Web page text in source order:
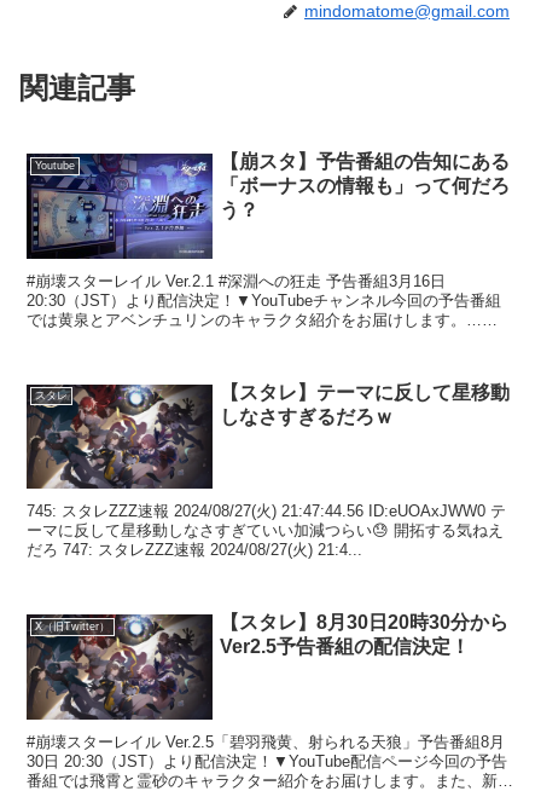
mindomatome@gmail.com
関連記事
Youtube
【崩スタ】予告番組の告知にある
「ボーナスの情報も」って何だろ
う？
#崩壊スターレイル Ver.2.1 #深淵への狂走 予告番組3月16日
20:30（JST）より配信決定！▼YouTubeチャンネル今回の予告番組
では黄泉とアベンチュリンのキャラクタ紹介をお届けします。…
スタレ
【スタレ】テーマに反して星移動
しなさすぎるだろｗ
745: スタレZZZ速報 2024/08/27(火) 21:47:44.56 ID:eUOAxJWW0 テ
ーマに反して星移動しなさすぎていい加減つらい😓 開拓する気ねえ
だろ 747: スタレZZZ速報 2024/08/27(火) 21:4...
X（旧Twitter）
【スタレ】8月30日20時30分から
Ver2.5予告番組の配信決定！
#崩壊スターレイル Ver.2.5「碧羽飛黄、射られる天狼」予告番組8月
30日 20:30（JST）より配信決定！▼YouTube配信ページ今回の予告
番組では飛霄と霊砂のキャラクター紹介をお届けします。また、新た